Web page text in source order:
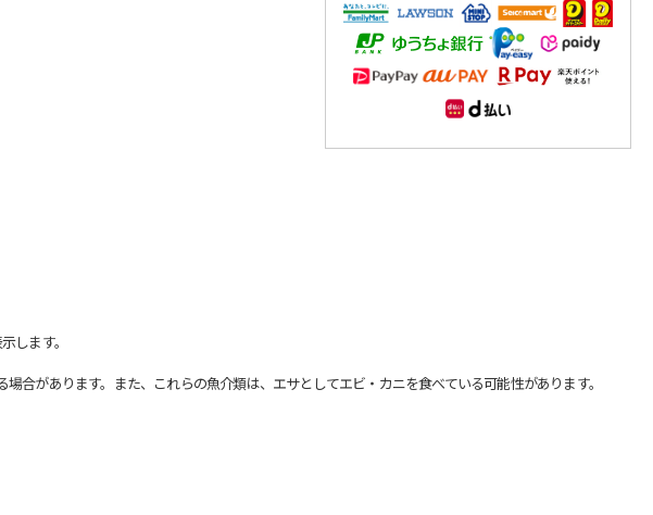
します。
があります。また、これらの魚介類は、エサとしてエビ・カニを食べている可能性があります。